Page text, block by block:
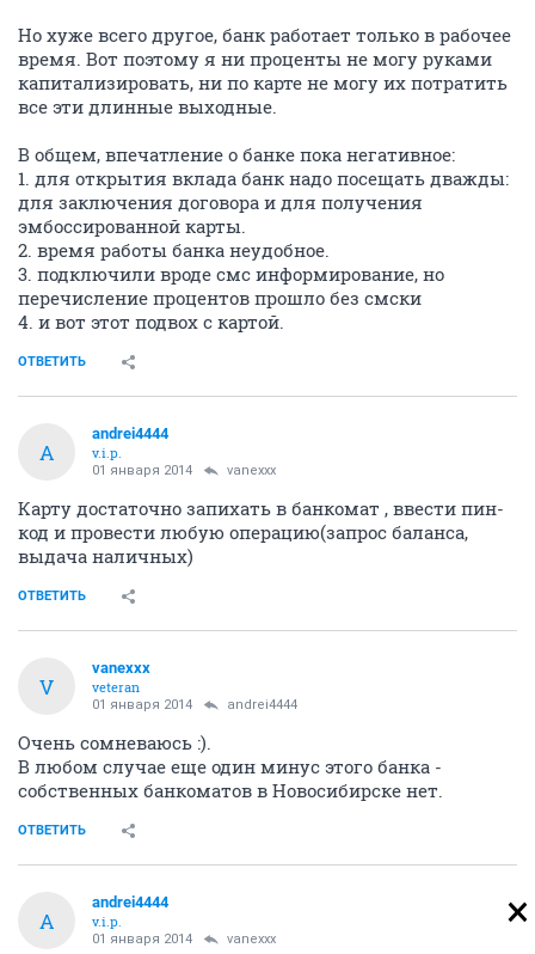
Но хуже всего другое, банк работает только в рабочее
время. Вот поэтому я ни проценты не могу руками
капитализировать, ни по карте не могу их потратить
все эти длинные выходные.
В общем, впечатление о банке пока негативное:
1. для открытия вклада банк надо посещать дважды:
для заключения договора и для получения
эмбоссированной карты.
2. время работы банка неудобное.
3. подключили вроде смс информирование, но
перечисление процентов прошло без смски
4. и вот этот подвох с картой.
ОТВЕТИТЬ
A
andrei4444
v.i.p.
01 января 2014 vanexxx
Карту достаточно запихать в банкомат , ввести пин-
код и провести любую операцию(запрос баланса,
выдача наличных)
ОТВЕТИТЬ
V
vanexxx
veteran
01 января 2014 andrei4444
Очень сомневаюсь :).
В любом случае еще один минус этого банка -
собственных банкоматов в Новосибирске нет.
ОТВЕТИТЬ
A
andrei4444
v.i.p.
01 января 2014 vanexxx